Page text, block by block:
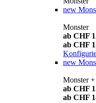
new
Monster
ab CHF
ab CHF
new
Monster +
ab CHF
ab CHF